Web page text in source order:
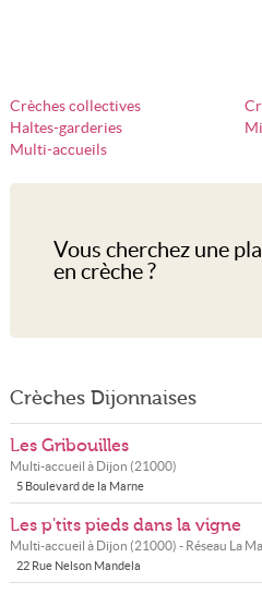
Crèches collectives
Haltes-garderies
Multi-accueils
Vous cherchez une
en crèche ?
Crèches Dijonnaises
Les Gribouilles
Multi-accueil à Dijon (21000)
5 Boulevard de la Marne
Les p'tits pieds dans la vigne
Multi-accueil à Dijon (21000) - Réseau La
22 Rue Nelson Mandela